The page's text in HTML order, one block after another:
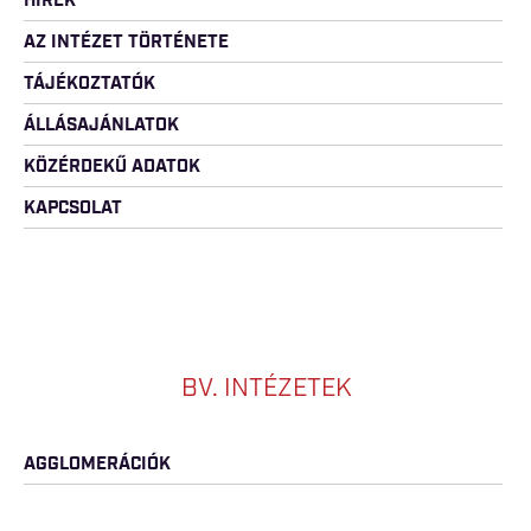
AZ INTÉZET TÖRTÉNETE
TÁJÉKOZTATÓK
ÁLLÁSAJÁNLATOK
KÖZÉRDEKŰ ADATOK
KAPCSOLAT
BV. INTÉZETEK
AGGLOMERÁCIÓK